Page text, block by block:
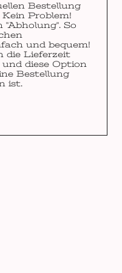
Bestellung
Problem!
So
und bequem!
die Lieferzeit
diese Option
Bestellung
ist.